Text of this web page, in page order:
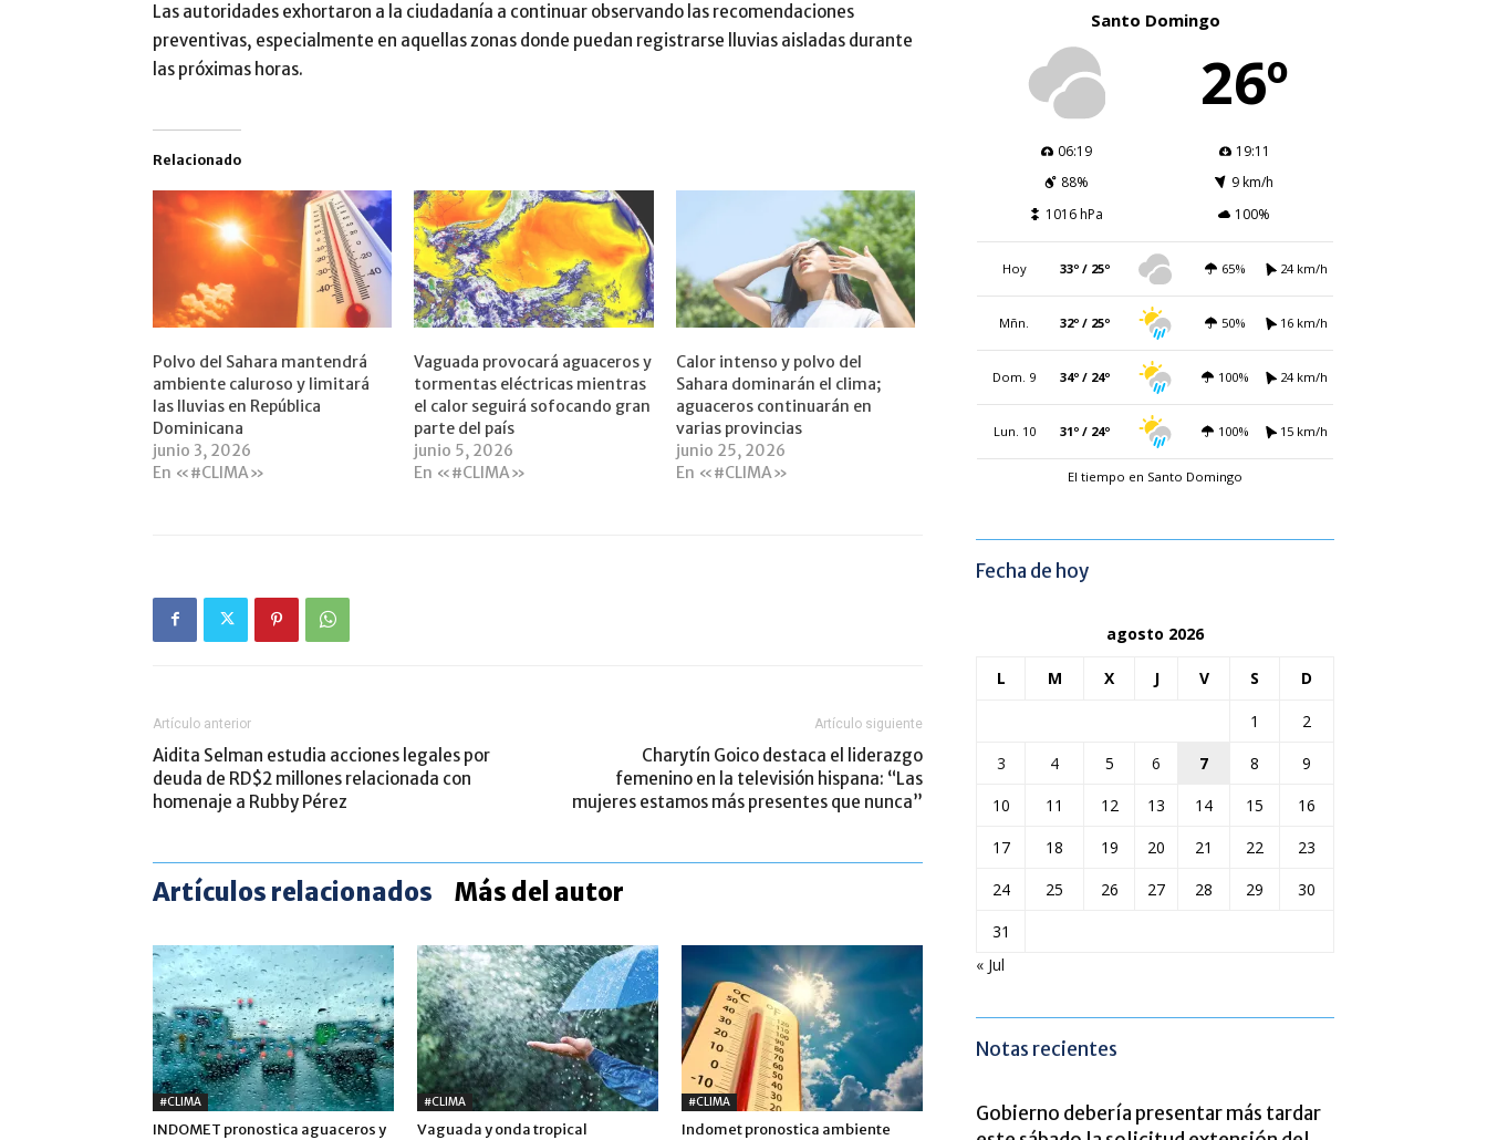
Las autoridades exhortaron a la ciudadanía a continuar observando las recomendaciones
preventivas, especialmente en aquellas zonas donde puedan registrarse lluvias aisladas durante
las próximas horas.
Relacionado
Polvo del Sahara mantendrá
ambiente caluroso y limitará
las lluvias en República
Dominicana
junio 3, 2026
En «#CLIMA»
Vaguada provocará aguaceros y
tormentas eléctricas mientras
el calor seguirá sofocando gran
parte del país
junio 5, 2026
En «#CLIMA»
Calor intenso y polvo del
Sahara dominarán el clima;
aguaceros continuarán en
varias provincias
junio 25, 2026
En «#CLIMA»
Artículo anterior
Aidita Selman estudia acciones legales por
deuda de RD$2 millones relacionada con
homenaje a Rubby Pérez
Artículo siguiente
Charytín Goico destaca el liderazgo
femenino en la televisión hispana: “Las
mujeres estamos más presentes que nunca”
Artículos relacionados Más del autor
#CLIMA
INDOMET pronostica aguaceros y
#CLIMA
Vaguada y onda tropical
#CLIMA
Indomet pronostica ambiente
Santo Domingo
26º
06:19
19:11
88%
9 km/h
1016 hPa
100%
Hoy 33º / 25º 65% 24 km/h
Mñn. 32º / 25º 50% 16 km/h
Dom. 9 34º / 24º 100% 24 km/h
Lun. 10 31º / 24º 100% 15 km/h
El tiempo en Santo Domingo
Fecha de hoy
agosto 2026
L M X J V S D
1
2
3
4 5 6 7 8
9
10
11 12 13 14 15
16
17
18 19 20 21 22
23
24
25 26 27 28 29
30
31
« Jul
Notas recientes
Gobierno debería presentar más tardar